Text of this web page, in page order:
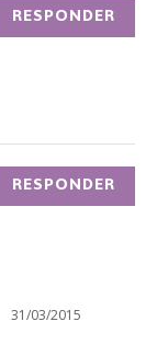
RESPONDER
RESPONDER
31/03/2015